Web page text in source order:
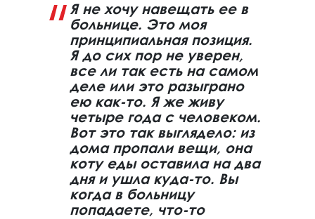
Я не хочу навещать ее в
больнице. Это моя
принципиальная позиция.
Я до сих пор не уверен,
все ли так есть на самом
деле или это разыграно
ею как-то. Я же живу
четыре года с человеком.
Вот это так выглядело: из
дома пропали вещи, она
коту еды оставила на два
дня и ушла куда-то. Вы
когда в больницу
попадаете, что-то